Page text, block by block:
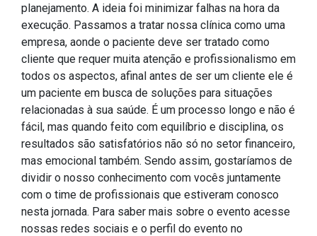
planejamento. A ideia foi minimizar falhas na hora da
execução. Passamos a tratar nossa clínica como uma
empresa, aonde o paciente deve ser tratado como
cliente que requer muita atenção e profissionalismo em
todos os aspectos, afinal antes de ser um cliente ele é
um paciente em busca de soluções para situações
relacionadas à sua saúde. É um processo longo e não é
fácil, mas quando feito com equilíbrio e disciplina, os
resultados são satisfatórios não só no setor financeiro,
mas emocional também. Sendo assim, gostaríamos de
dividir o nosso conhecimento com vocês juntamente
com o time de profissionais que estiveram conosco
nesta jornada. Para saber mais sobre o evento acesse
nossas redes sociais e o perfil do evento no